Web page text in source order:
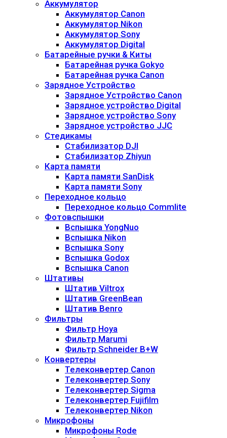
Аккумулятор
Аккумулятор Canon
Аккумулятор Nikon
Аккумулятор Sony
Аккумулятор Digital
Батарейные ручки & Киты
Батарейная ручка Gokyo
Батарейная ручка Canon
Зарядное Устройство
Зарядное Устройство Canon
Зарядное устройство Digital
Зарядное устройство Sony
Зарядное устройство JJC
Стедикамы
Стабилизатор DJI
Стабилизатор Zhiyun
Карта памяти
Карта памяти SanDisk
Карта памяти Sony
Переходное кольцо
Переходное кольцо Commlite
Фотовспышки
Вспышка YongNuo
Вспышка Nikon
Вспышка Sony
Вспышка Godox
Вспышка Canon
Штативы
Штатив Viltrox
Штатив GreenBean
Штатив Benro
Фильтры
Фильтр Hoya
Фильтр Marumi
Фильтр Schneider B+W
Конвертеры
Телеконвертер Canon
Телеконвертер Sony
Телеконвертер Sigma
Телеконвертер Fujifilm
Телеконвертер Nikon
Микрофоны
Микрофоны Rode